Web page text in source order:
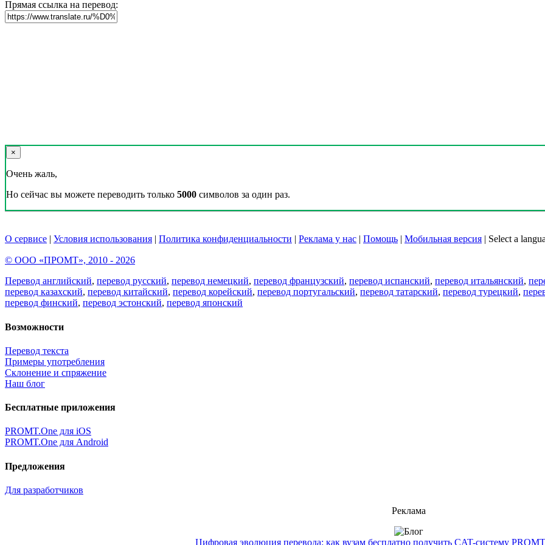
Прямая ссылка на перевод:
×
Очень жаль,
Но сейчас вы можете переводить только 5000 символов за один раз.
О сервисе | Условия использования | Политика конфиденциальности | Реклама у нас | Помощь | Мобильная версия | Select a
© ООО «ПРОМТ», 2010 - 2026
Перевод английский, перевод русский, перевод немецкий, перевод французский, перевод испанский, перевод итальянский,
перевод казахский, перевод китайский, перевод корейский, перевод португальский, перевод татарский, перевод турецкий,
перевод финский, перевод эстонский, перевод японский
Возможности
Перевод текста
Примеры употребления
Склонение и спряжение
Наш блог
Бесплатные приложения
PROMT.One для iOS
PROMT.One для Android
Предложения
Для разработчиков
Реклама
Цифровая эволюция перевода: как вузам бесплатно получить CAT-систему